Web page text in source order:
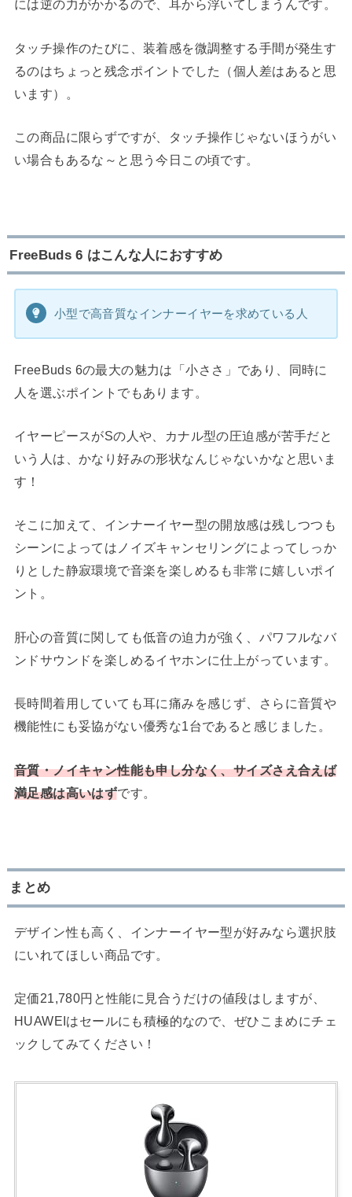
には逆の力がかかるので、耳から浮いてしまうんです。
タッチ操作のたびに、装着感を微調整する手間が発生す
るのはちょっと残念ポイントでした（個人差はあると思
います）。
この商品に限らずですが、タッチ操作じゃないほうがい
い場合もあるな～と思う今日この頃です。
FreeBuds 6 はこんな人におすすめ
小型で高音質なインナーイヤーを求めている人
FreeBuds 6の最大の魅力は「小ささ」であり、同時に
人を選ぶポイントでもあります。
イヤーピースがSの人や、カナル型の圧迫感が苦手だと
いう人は、かなり好みの形状なんじゃないかなと思いま
す！
そこに加えて、インナーイヤー型の開放感は残しつつも
シーンによってはノイズキャンセリングによってしっか
りとした静寂環境で音楽を楽しめるも非常に嬉しいポイ
ント。
肝心の音質に関しても低音の迫力が強く、パワフルなバ
ンドサウンドを楽しめるイヤホンに仕上がっています。
長時間着用していても耳に痛みを感じず、さらに音質や
機能性にも妥協がない優秀な1台であると感じました。
音質・ノイキャン性能も申し分なく、サイズさえ合えば
満足感は高いはずです。
まとめ
デザイン性も高く、インナーイヤー型が好みなら選択肢
にいれてほしい商品です。
定価21,780円と性能に見合うだけの値段はしますが、
HUAWEIはセールにも積極的なので、ぜひこまめにチェ
ックしてみてください！